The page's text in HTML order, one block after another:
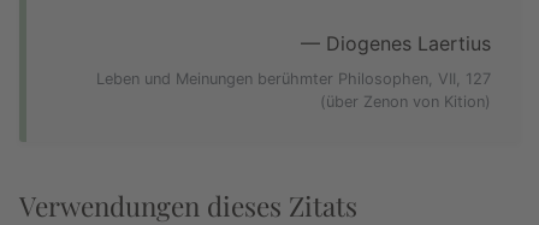
— Diogenes Laertius
Leben und Meinungen berühmter Philosophen, VII, 127
(über Zenon von Kition)
Verwendungen dieses Zitats